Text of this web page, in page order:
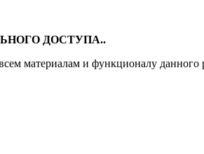
ДОСТУПА..
материалам и функционалу данного